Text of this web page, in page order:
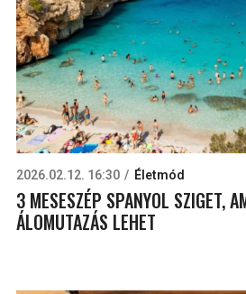
2026.02.12. 16:30 Életmód
3 MESESZÉP SPANYOL SZIGET,
ÁLOMUTAZÁS LEHET